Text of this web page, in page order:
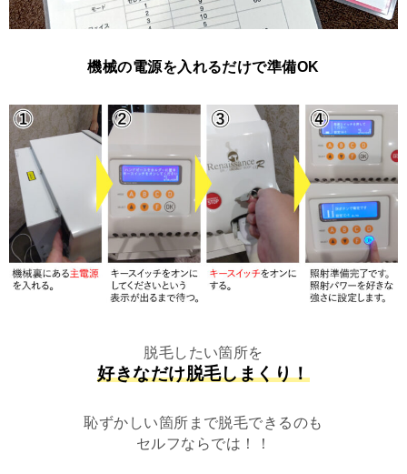
機械の電源を入れるだけで準備OK
脱毛したい箇所を
好きなだけ脱毛しまくり！
恥ずかしい箇所まで脱毛できるのも
セルフならでは！！